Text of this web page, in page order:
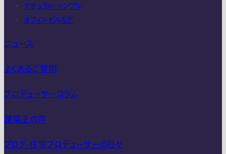
ナチュラル・シンプル
オフィス・ビルなど
ニュース
よくあるご質問
プロデューサーコラム
建築主の声
ブログ-住宅プロデューサーの日々